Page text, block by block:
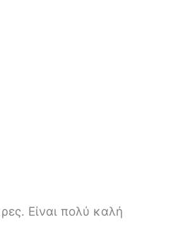
Είναι πολύ καλή